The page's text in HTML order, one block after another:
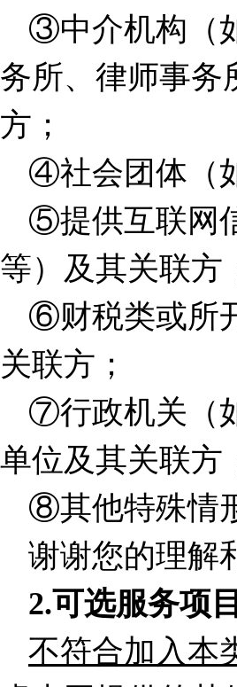
③中介机构（
务所、律师事务
方；
④社会团体（
⑤提供互联网
等）及其关联方
⑥财税类或所
关联方；
⑦行政机关（
单位及其关联方
⑧其他特殊情
谢谢您的理解
2.可选服务项目
不符合加入本